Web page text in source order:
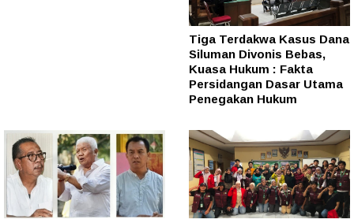
Tiga Terdakwa Kasus Dana
Siluman Divonis Bebas,
Kuasa Hukum : Fakta
Persidangan Dasar Utama
Penegakan Hukum